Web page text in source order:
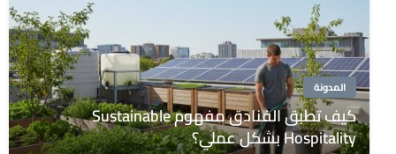
المدونة
كيف تطبق الفنادق مفهوم Sustainable
Hospitality بشكل عملي؟